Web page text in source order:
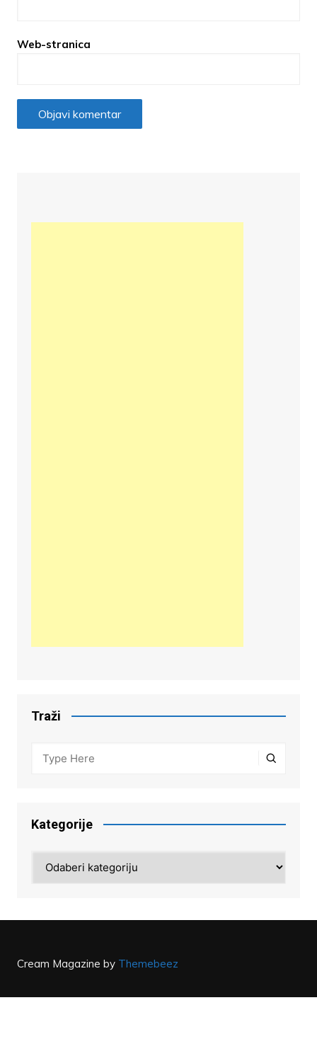
Web-stranica
Traži
Kategorije
Cream Magazine by Themebeez